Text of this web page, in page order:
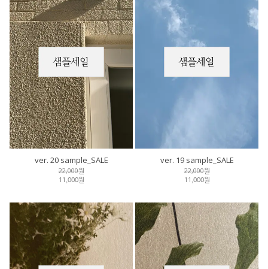
ver. 20 sample_SALE
22,000원
11,000원
ver. 19 sample_SALE
22,000원
11,000원